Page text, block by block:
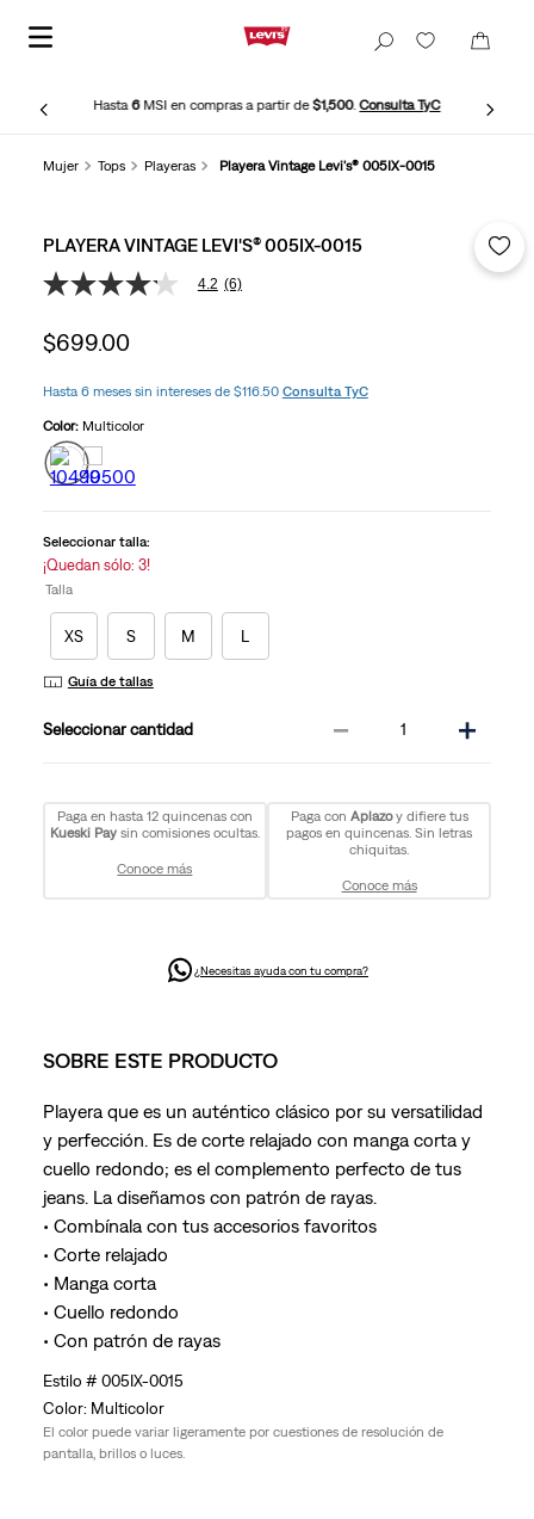
Hasta6MSI en compras a partir de$1,500.Consulta TyC
Mujer Tops Playeras Playera Vintage Levi's® 005IX-0015
PLAYERA VINTAGE LEVI'S® 005IX-0015
4.2
5
estrellas,
medio
valoración.
Read
6
Reviews.
la
misma
página.
4.2 (6)
$699.00
Hasta 6 meses sin intereses de $116.50 Consulta TyC
Color: Multicolor
Seleccionar talla:
¡Quedan sólo: 3!
Talla
XS S M L
Guía de tallas
cantidad ＋
－
Paga en hasta 12 quincenas con
Kueski Paysin comisiones ocultas.
Conoce más
Paga con Aplazoy difiere tus
pagos en quincenas. Sin letras
chiquitas.
Conoce más
¿Necesitas ayuda con tu compra?
SOBRE ESTE PRODUCTO
Playera que es un auténtico clásico por su versatilidad
y perfección. Es de corte relajado con manga corta y
cuello redondo; es el complemento perfecto de tus
jeans. La diseñamos con patrón de rayas.
• Combínala con tus accesorios favoritos
• Corte relajado
• Manga corta
• Cuello redondo
• Con patrón de rayas
005IX-0015
Multicolor
El color puede variar ligeramente por cuestiones de resolución de
pantalla, brillos o luces.